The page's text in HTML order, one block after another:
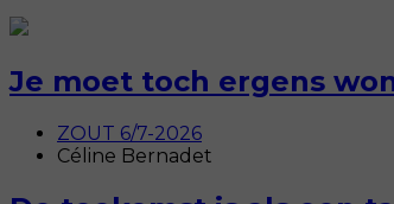
Je moet toch ergens
ZOUT 6/7-2026
Céline Bernadet